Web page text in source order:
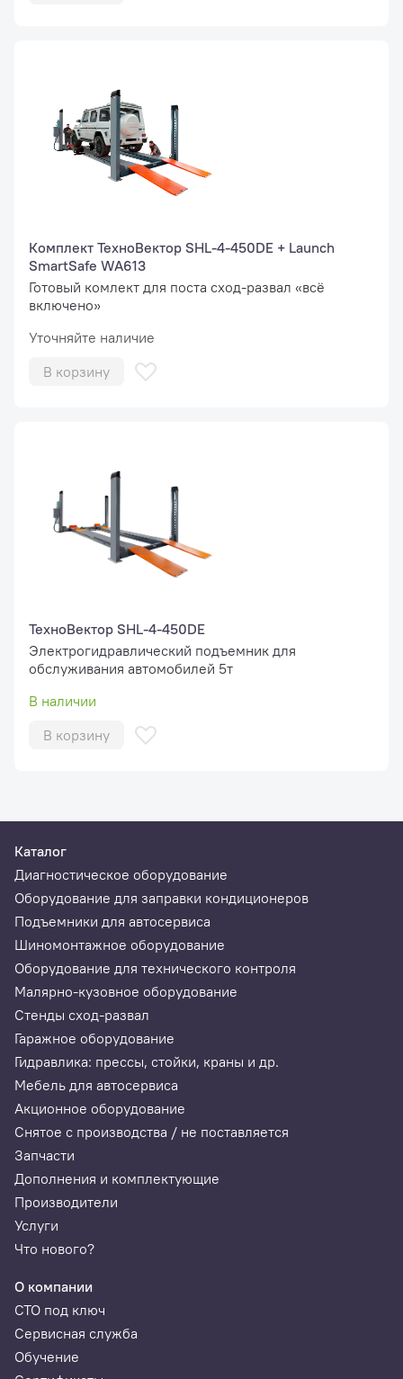
Комплект ТехноВектор SHL-4-450DE + Launch
SmartSafe WA613
Готовый комлект для поста сход-развал «всё
включено»
Уточняйте наличие
В корзину
ТехноВектор SHL-4-450DE
Электрогидравлический подъемник для
обслуживания автомобилей 5т
В наличии
В корзину
Каталог
Диагностическое оборудование
Оборудование для заправки кондиционеров
Подъемники для автосервиса
Шиномонтажное оборудование
Оборудование для технического контроля
Малярно-кузовное оборудование
Стенды сход-развал
Гаражное оборудование
Гидравлика: прессы, стойки, краны и др.
Мебель для автосервиса
Акционное оборудование
Снятое с производства / не поставляется
Запчасти
Дополнения и комплектующие
Производители
Услуги
Что нового?
О компании
СТО под ключ
Сервисная служба
Обучение